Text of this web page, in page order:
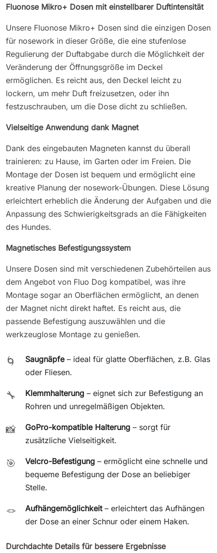
Fluonose Mikro+ Dosen mit einstellbarer Duftintensität
Unsere Fluonose Mikro+ Dosen sind die einzigen Dosen
für nosework in dieser Größe, die eine stufenlose
Regulierung der Duftabgabe durch die Möglichkeit der
Veränderung der Öffnungsgröße im Deckel
ermöglichen. Es reicht aus, den Deckel leicht zu
lockern, um mehr Duft freizusetzen, oder ihn
festzuschrauben, um die Dose dicht zu schließen.
Vielseitige Anwendung dank Magnet
Dank des eingebauten Magneten kannst du überall
trainieren: zu Hause, im Garten oder im Freien. Die
Montage der Dosen ist bequem und ermöglicht eine
kreative Planung der nosework-Übungen. Diese Lösung
erleichtert erheblich die Änderung der Aufgaben und die
Anpassung des Schwierigkeitsgrads an die Fähigkeiten
des Hundes.
Magnetisches Befestigungssystem
Unsere Dosen sind mit verschiedenen Zubehörteilen aus
dem Angebot von Fluo Dog kompatibel, was ihre
Montage sogar an Oberflächen ermöglicht, an denen
der Magnet nicht direkt haftet. Es reicht aus, die
passende Befestigung auszuwählen und die
werkzeuglose Montage zu genießen.
🌀 Saugnäpfe– ideal für glatte Oberflächen, z.B. Glas
oder Fliesen.
🔧 Klemmhalterung – eignet sich zur Befestigung an
Rohren und unregelmäßigen Objekten.
📸 GoPro-kompatible Halterung – sorgt für
zusätzliche Vielseitigkeit.
🎯 Velcro-Befestigung – ermöglicht eine schnelle und
bequeme Befestigung der Dose an beliebiger
Stelle.
🪢 Aufhängemöglichkeit– erleichtert das Aufhängen
der Dose an einer Schnur oder einem Haken.
Durchdachte Details für bessere Ergebnisse